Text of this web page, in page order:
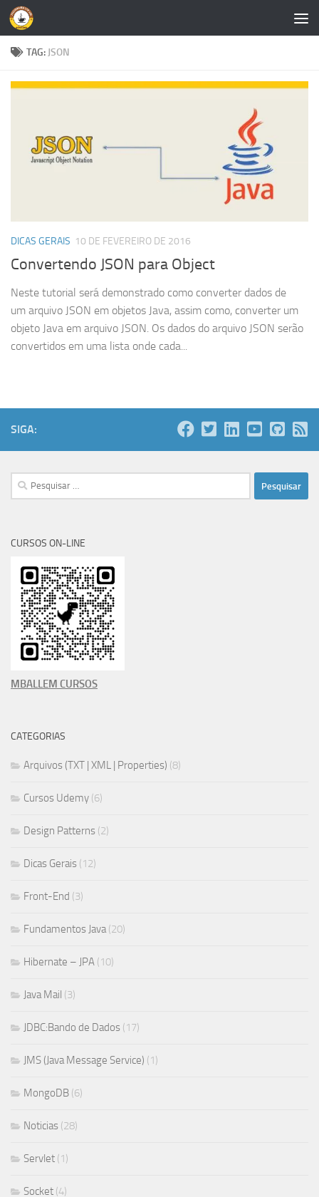
Skip to content
TAG: JSON
DICAS GERAIS 10 DE FEVEREIRO DE 2016
Convertendo JSON para Object
Neste tutorial será demonstrado como converter dados de
um arquivo JSON em objetos Java, assim como, converter um
objeto Java em arquivo JSON. Os dados do arquivo JSON serão
convertidos em uma lista onde cada...
SIGA:
Pesquisar
por:
CURSOS ON-LINE
MBALLEM CURSOS
CATEGORIAS
Arquivos (TXT | XML | Properties) (8)
Cursos Udemy (6)
Design Patterns (2)
Dicas Gerais (12)
Front-End (3)
Fundamentos Java(20)
Hibernate – JPA (10)
Java Mail (3)
JDBC:Bando de Dados (17)
JMS (Java Message Service) (1)
MongoDB (6)
Noticias (28)
Servlet (1)
Socket (4)